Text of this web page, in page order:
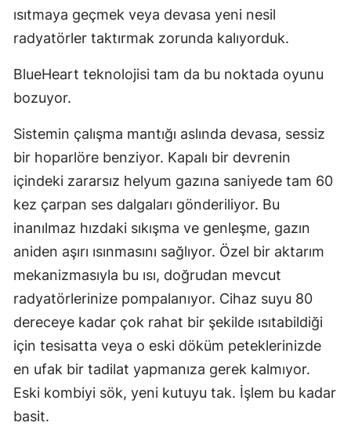
Malatya
Muğla
Muş
Nevşehir
Niğde
Ordu
Rize
Sakarya
Samsun
ısıtmaya geçmek veya devasa yeni nesil
radyatörler taktırmak zorunda kalıyorduk.
BlueHeart teknolojisi tam da bu noktada oyunu
bozuyor.
Sistemin çalışma mantığı aslında devasa, sessiz
bir hoparlöre benziyor. Kapalı bir devrenin
içindeki zararsız helyum gazına saniyede tam 60
kez çarpan ses dalgaları gönderiliyor. Bu
inanılmaz hızdaki sıkışma ve genleşme, gazın
aniden aşırı ısınmasını sağlıyor. Özel bir aktarım
mekanizmasıyla bu ısı, doğrudan mevcut
radyatörlerinize pompalanıyor. Cihaz suyu 80
dereceye kadar çok rahat bir şekilde ısıtabildiği
için tesisatta veya o eski döküm peteklerinizde
en ufak bir tadilat yapmanıza gerek kalmıyor.
Eski kombiyi sök, yeni kutuyu tak. İşlem bu kadar
basit.